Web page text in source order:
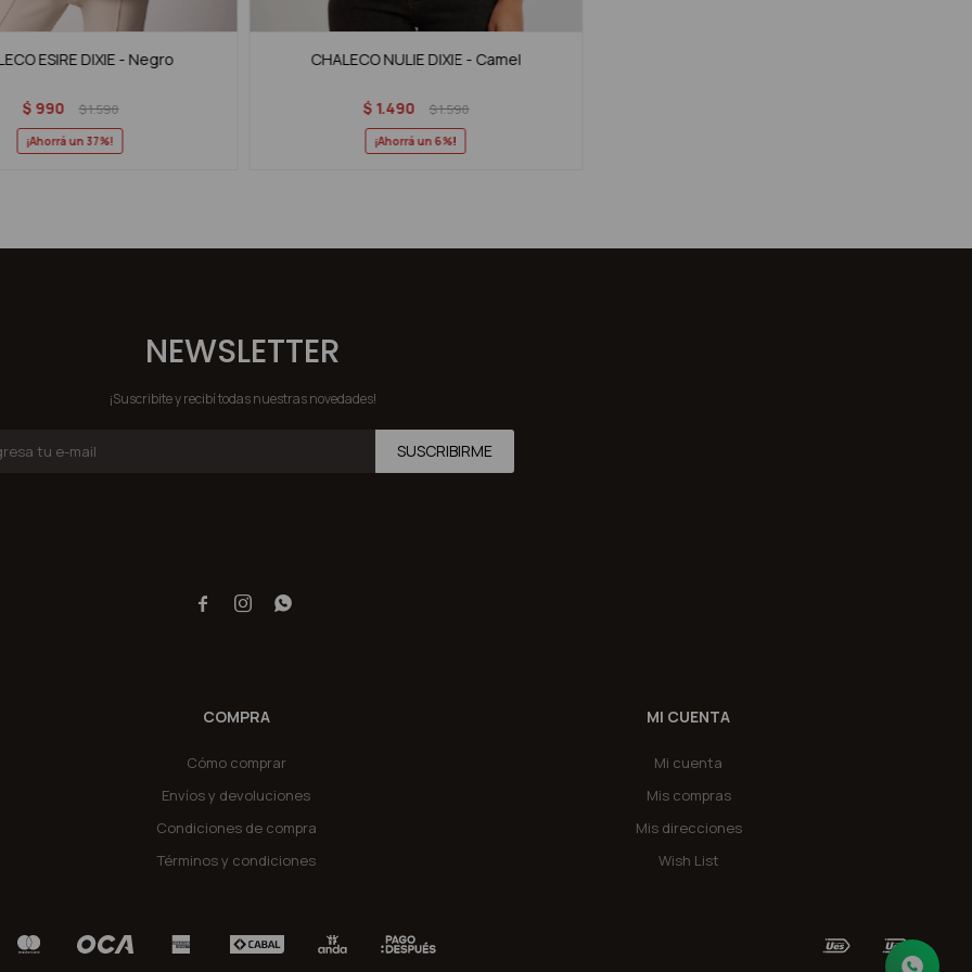
ESIRE DIXIE - Negro
$ 990 $1.590
37
CHALECO NULIE DIXIE - Camel
$ 1.490 $1.590
6
COMPRA
Cómo comprar
Envíos y devoluciones
Condiciones de compra
Términos y condiciones
MI CUENTA
Mi cuenta
Mis compras
Mis direcciones
Wish List
NEWSLETTER
¡Suscribite y recibí todas nuestras novedades!
SUSCRIBIRME
  